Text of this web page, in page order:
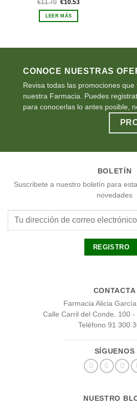
€11.70 El
original
era:
€11.70.
€10.53El
LEER MÁS
CONOCE NUESTRAS
Revisa todas las promociones
nuestra Farmacia. Puedes
para conocerlas lo antes posible,
BOLETÍN
Suscribete a nuestro boletín para
novedades
CONTACTA
Farmacia Alicia
Calle Carril del Conde, 100 -
Teléfono 91 300
SÍGUENOS
NUESTRO